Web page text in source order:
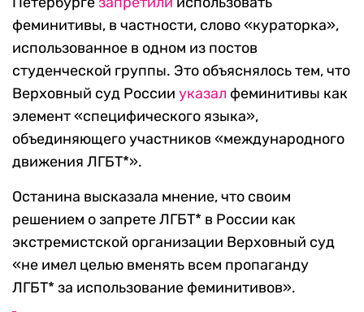
феминитивы, в частности, слово «кураторка»,
использованное в одном из постов
студенческой группы. Это объяснялось тем, что
Верховный суд России указал феминитивы как
элемент «специфического языка»,
объединяющего участников «международного
движения ЛГБТ*».
Останина высказала мнение, что своим
решением о запрете ЛГБТ* в России как
экстремистской организации Верховный суд
«не имел целью вменять всем пропаганду
ЛГБТ* за использование феминитивов».